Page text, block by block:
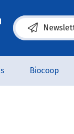
(s’ouvre dans
Biocoop